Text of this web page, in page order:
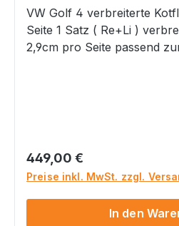
VW Golf 4 verbreiterte
Seite 1 Satz ( Re+Li ) verbreiterte GFK Kotflügel
2,9cm pro Seite passend
§21b StVZO erforderlich ist.
bitte im Vorfeld mit Ihrer Prüfstation ab!
Gefahrenhinweise: Nicht
unter 14 Jahren. Dieses Produkt hat
funktionsbedingt scharfe
Regulärer Preis:
449,00 €
Preise inkl. MwSt. zzgl.
In den